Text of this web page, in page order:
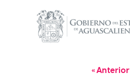
« Anterior